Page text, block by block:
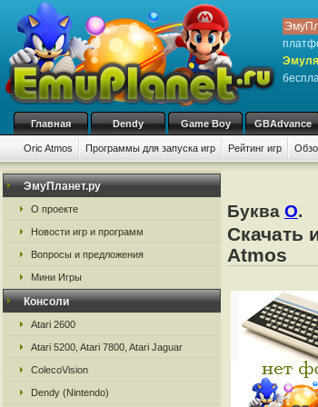
Главная Dendy Game Boy GBAdvance
Oric Atmos Программы для запуска игр Рейтинг игр
ЭмуПланет.ру
О проекте
Новости игр и программ
Вопросы и предложения
Мини Игры
Консоли
Atari 2600
Atari 5200, Atari 7800, Atari Jaguar
ColecoVision
Dendy (Nintendo)
Буква O.
Скачать
Atmos